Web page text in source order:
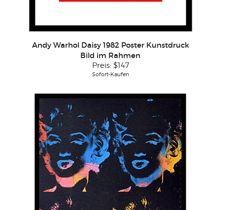
Andy Warhol Daisy 1982 Poster Kunstdruck
Bild im Rahmen
Preis: $147
Sofort-Kaufen